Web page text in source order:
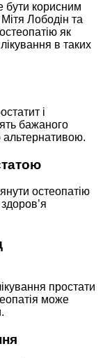
бути корисним
Лободін та
як
в таких
і
бажаного
остеопатію
простати
може